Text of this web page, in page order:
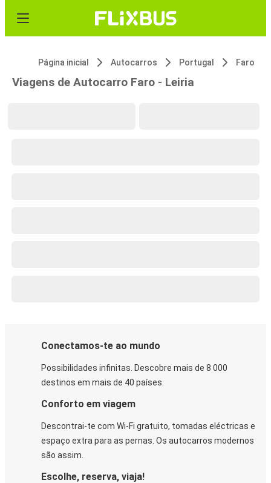
Página inicial Autocarros Portugal Faro
Viagens de Autocarro Faro - Leiria
Conectamos-te ao mundo
Possibilidades infinitas. Descobre mais de 8 000
destinos em mais de 40 países.
Conforto em viagem
Descontrai-te com Wi-Fi gratuito, tomadas eléctricas e
espaço extra para as pernas. Os autocarros modernos
são assim.
Escolhe, reserva, viaja!